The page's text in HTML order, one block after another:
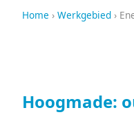
Home › Werkgebied ›
Hoogmade: